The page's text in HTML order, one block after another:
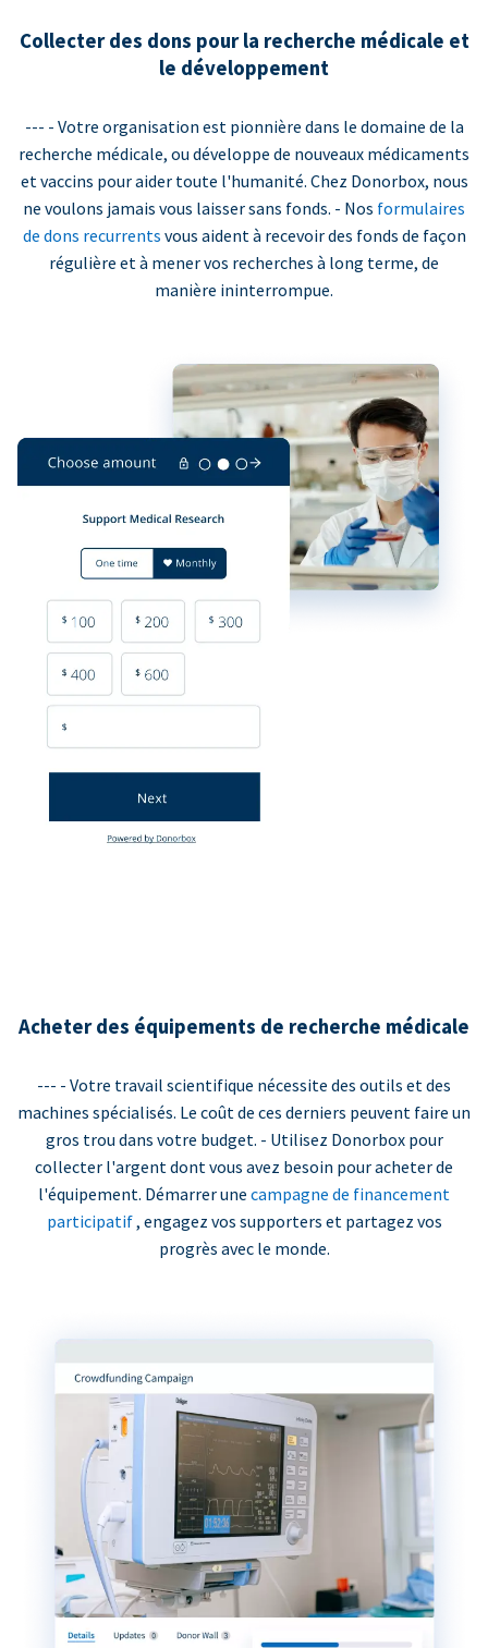
Collecter des dons pour la recherche médicale et
le développement
--- - Votre organisation est pionnière dans le domaine de la
recherche médicale, ou développe de nouveaux médicaments
et vaccins pour aider toute l'humanité. Chez Donorbox, nous
ne voulons jamais vous laisser sans fonds. - Nos formulaires
de dons recurrents vous aident à recevoir des fonds de façon
régulière et à mener vos recherches à long terme, de
manière ininterrompue.
Acheter des équipements de recherche médicale
--- - Votre travail scientifique nécessite des outils et des
machines spécialisés. Le coût de ces derniers peuvent faire un
gros trou dans votre budget. - Utilisez Donorbox pour
collecter l'argent dont vous avez besoin pour acheter de
l'équipement. Démarrer une campagne de financement
participatif, engagez vos supporters et partagez vos
progrès avec le monde.